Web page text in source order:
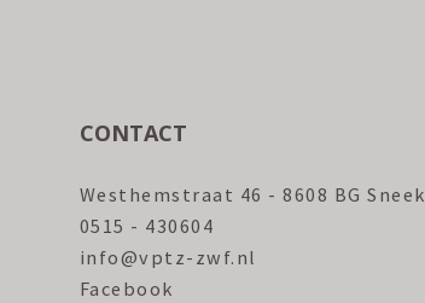
CONTACT
Westhemstraat 46 - 8608 BG Sneek
0515 - 430604
info@vptz-zwf.nl
Facebook